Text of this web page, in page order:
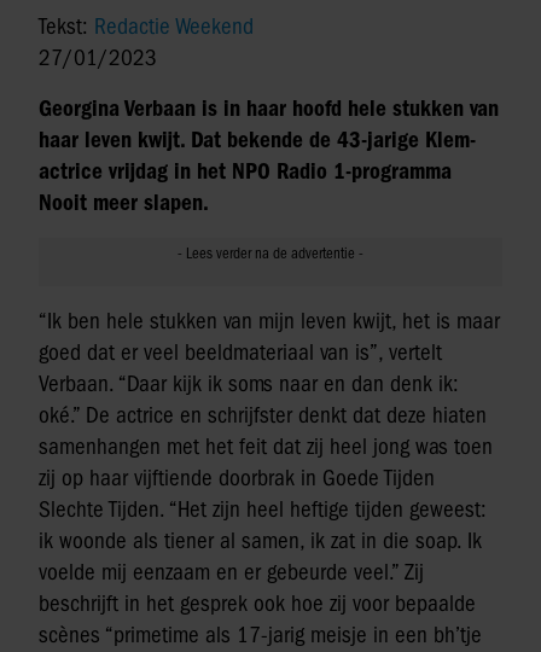
Tekst: Redactie Weekend
27/01/2023
Georgina Verbaan is in haar hoofd hele stukken van
haar leven kwijt. Dat bekende de 43-jarige Klem-
actrice vrijdag in het NPO Radio 1-programma
Nooit meer slapen.
“Ik ben hele stukken van mijn leven kwijt, het is maar
goed dat er veel beeldmateriaal van is”, vertelt
Verbaan. “Daar kijk ik soms naar en dan denk ik:
oké.” De actrice en schrijfster denkt dat deze hiaten
samenhangen met het feit dat zij heel jong was toen
zij op haar vijftiende doorbrak in Goede Tijden
Slechte Tijden. “Het zijn heel heftige tijden geweest:
ik woonde als tiener al samen, ik zat in die soap. Ik
voelde mij eenzaam en er gebeurde veel.” Zij
beschrijft in het gesprek ook hoe zij voor bepaalde
scènes “primetime als 17-jarig meisje in een bh’tje